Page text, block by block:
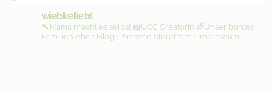
wiebkeliebt
🔨Mama macht es selbst📸UGC Creatorin 🌈Unser buntes
Familienleben Blog • Amazon Storefront • Impressum: